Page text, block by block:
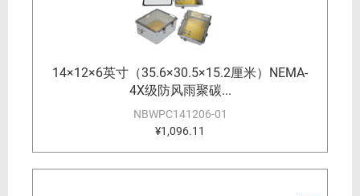
14×12×6英寸（35.6×30.5×15.2厘米）NEMA-
4X级防风雨聚碳...
NBWPC141206-01
¥1,096.11